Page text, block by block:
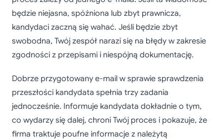
będzie niejasna, spóźniona lub zbyt prawnicza,
kandydaci zaczną się wahać. Jeśli będzie zbyt
swobodna, Twój zespół narazi się na błędy w zakresie
zgodności z przepisami i niespójną dokumentację.
Dobrze przygotowany e-mail w sprawie sprawdzenia
przeszłości kandydata spełnia trzy zadania
jednocześnie. Informuje kandydata dokładnie o tym,
co wydarzy się dalej, chroni Twój proces i pokazuje, że
firma traktuje poufne informacje z należytą